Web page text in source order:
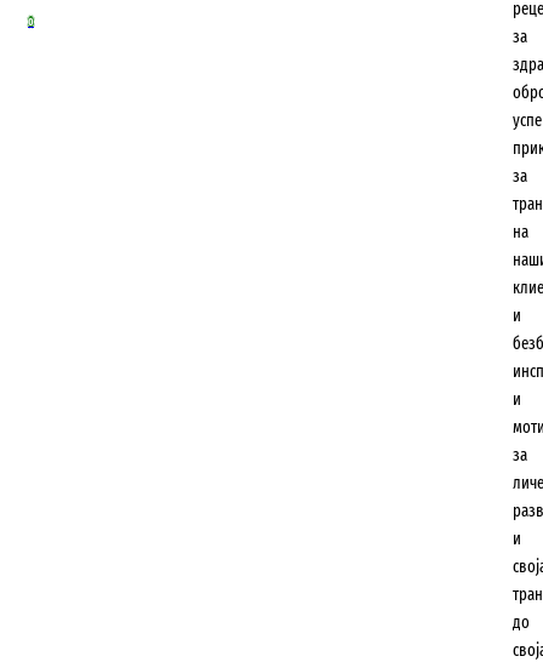
0
за
за
на
и
и
за
и
до